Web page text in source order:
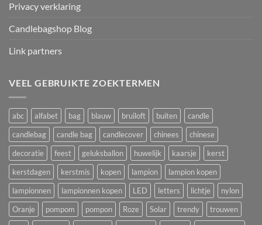
Privacy verklaring
Candlebagshop Blog
Link partners
VEEL GEBRUIKTE ZOEKTERMEN
abc alfabet bag blauw bruiloft buiten
candle
candlebag
candle bag candlecover chinees
chinese
decoratie
feest geluksballon huwelijk kaarsje
kerst
kerstdagen
kerstmis kopen lampion
lampion kopen
lampionnen
lampionnen kopen LED letters lichtje
nylon
Oranje
pompom pompon Roze Solar trendy
trouwen